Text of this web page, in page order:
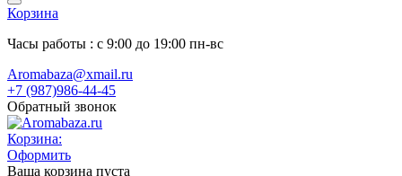
Корзина
Часы работы : с 9:00 до 19:00 пн-вс
Aromabaza@xmail.ru
+7 (987)986-44-45
Обратный звонок
Корзина:
Оформить
Ваша корзина пуста